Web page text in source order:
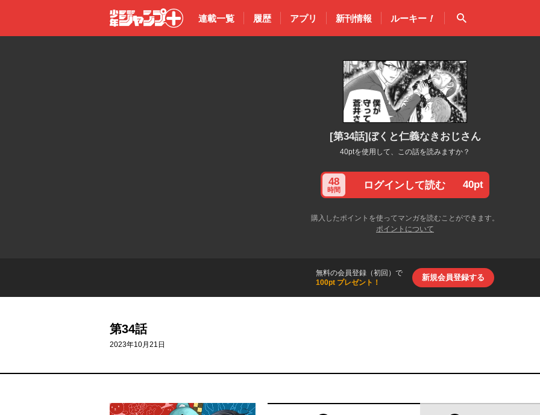
少年ジャン
連載一覧 履歴 アプリ 新刊情報 ルーキー！ 検索
[第34話]ぼくと仁義なきおじさん
40ptを使用して、この話を読みますか？
48
時間 ログインして読む 40pt
購入したポイントを使ってマンガを読むことができます。
ポイントについて
無料の会員登録（初回）で
100pt プレゼント！
新規会員登録する
第34話
2023年10月21日